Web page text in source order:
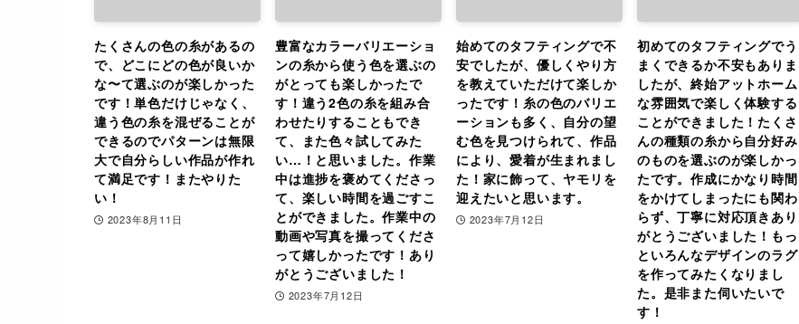
たくさんの色の糸があるの
で、どこにどの色が良いか
な〜て選ぶのが楽しかった
です！単色だけじゃなく、
違う色の糸を混ぜることが
できるのでパターンは無限
大で自分らしい作品が作れ
て満足です！またやりた
い！
2023年8月11日
豊富なカラーバリエーショ
ンの糸から使う色を選ぶの
がとっても楽しかったで
す！違う2色の糸を組み合
わせたりすることもでき
て、また色々試してみた
い…！と思いました。作業
中は進捗を褒めてくださっ
て、楽しい時間を過ごすこ
とができました。作業中の
動画や写真を撮ってくださ
って嬉しかったです！あり
がとうございました！
2023年7月12日
始めてのタフティングで不
安でしたが、優しくやり方
を教えていただけて楽しか
ったです！糸の色のバリエ
ーションも多く、自分の望
む色を見つけられて、作品
により、愛着が生まれまし
た！家に飾って、ヤモリを
迎えたいと思います。
2023年7月12日
初めてのタフティングでう
まくできるか不安もありま
したが、終始アットホーム
な雰囲気で楽しく体験する
ことができました！たくさ
んの種類の糸から自分好み
のものを選ぶのが楽しかっ
たです。作成にかなり時間
をかけてしまったにも関わ
らず、丁寧に対応頂きあり
がとうございました！もっ
といろんなデザインのラグ
を作ってみたくなりまし
た。是非また伺いたいで
す！